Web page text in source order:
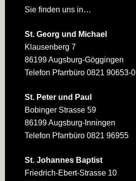
Sie finden uns in…
St. Georg und Michael
Klausenberg 7
86199 Augsburg-Göggingen
Telefon Pfarrbüro 0821 90653-0
St. Peter und Paul
Bobinger Strasse 59
86199 Augsburg-Inningen
Telefon Pfarrbüro 0821 96955
St. Johannes Baptist
Friedrich-Ebert-Strasse 10